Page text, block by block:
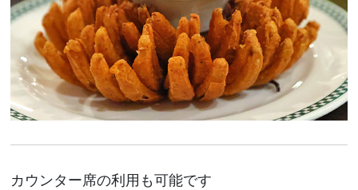
カウンター席の利用も可能です